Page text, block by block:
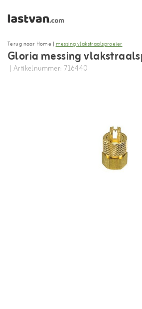
Terug naar Home |messing vlakstraalsproeier
Gloria messing
| Artikelnummer: 716440